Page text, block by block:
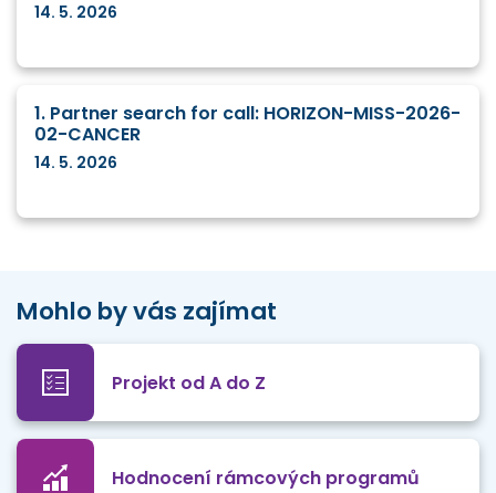
14. 5. 2026
1. Partner search for call: HORIZON-MISS-2026-
02-CANCER
14. 5. 2026
Mohlo by vás zajímat
Projekt od A do Z
Hodnocení rámcových programů